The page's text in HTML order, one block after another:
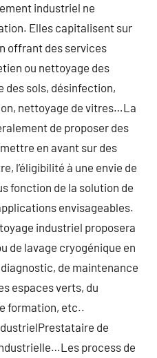
industriel ne
Elles capitalisent sur
offrant des services
ou nettoyage des
des sols, désinfection,
nettoyage de vitres…La
de proposer des
en avant sur des
l’éligibilité à une envie de
fonction de la solution de
envisageables.
industriel proposera
de lavage cryogénique en
de maintenance
espaces verts, du
formation, etc..
de
process de